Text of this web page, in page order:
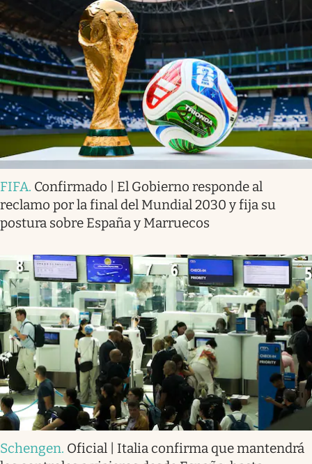
FIFA. Confirmado | El Gobierno responde al
reclamo por la final del Mundial 2030 y fija su
postura sobre España y Marruecos
Schengen. Oficial | Italia confirma que mantendrá